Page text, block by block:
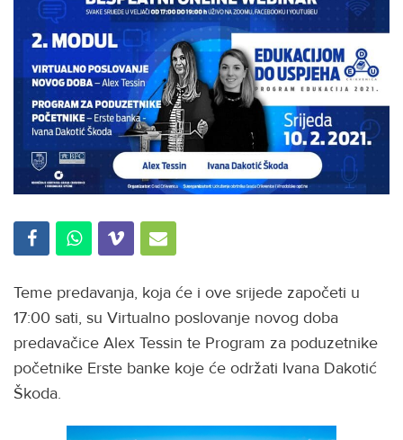
Teme predavanja, koja će i ove srijede započeti u
17:00 sati, su Virtualno poslovanje novog doba
predavačice Alex Tessin te Program za poduzetnike
početnike Erste banke koje će održati Ivana Dakotić
Škoda.